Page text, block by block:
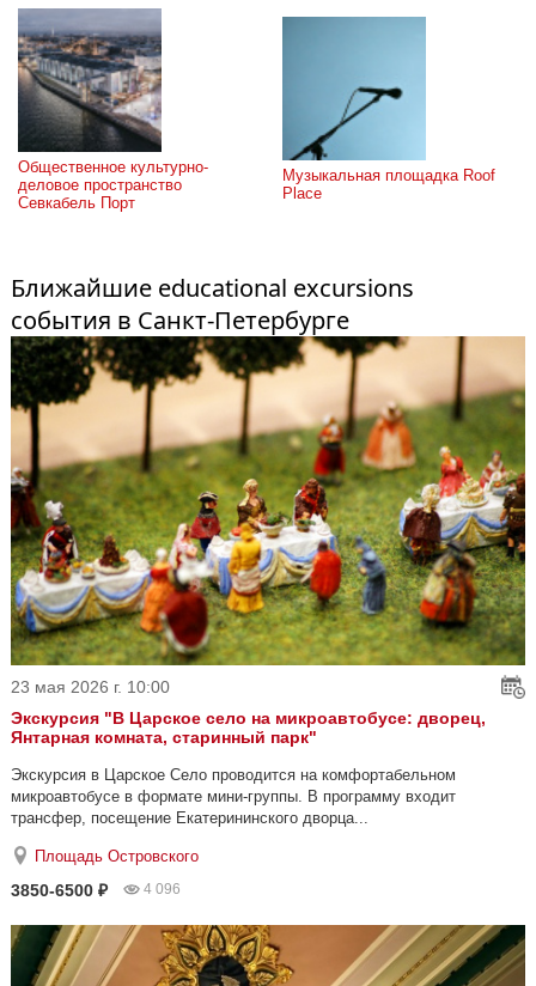
Общественное культурно-
деловое пространство
Севкабель Порт
Музыкальная площадка Roof
Place
Ближайшие educational excursions
события в Санкт-Петербурге
23 мая 2026 г. 10:00
Экскурсия "В Царское село на микроавтобусе: дворец,
Янтарная комната, старинный парк"
Экскурсия в Царское Село проводится на комфортабельном
микроавтобусе в формате мини-группы. В программу входит
трансфер, посещение Екатерининского дворца...
Площадь Островского
3850-6500 ₽ 4 096